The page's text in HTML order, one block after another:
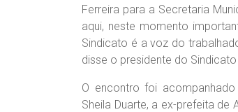
Ferreira para a Secretaria
aqui, neste momento
Sindicato é a voz do
disse o presidente do
O encontro foi
Sheila Duarte, a ex-prefeita de